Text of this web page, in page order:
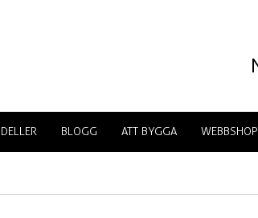
BLOGG ATT BYGGA WEBBSHOP